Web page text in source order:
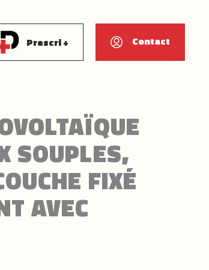
Prescri + Contact
SOUPLES,
FIXÉ
AVEC